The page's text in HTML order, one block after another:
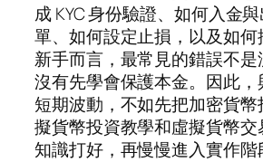
成 KYC 身份驗證、如何入金
單、如何設定止損，以及如
新手而言，最常見的錯誤不
沒有先學會保護本金。因此，
短期波動，不如先把加密貨
擬貨幣投資教學和虛擬貨幣交
知識打好，再慢慢進入實作階